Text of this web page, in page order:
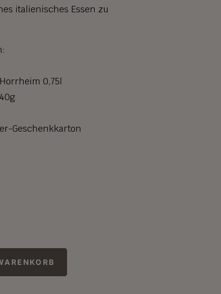
italienisches Essen zu
0,75l
Geschenkkarton